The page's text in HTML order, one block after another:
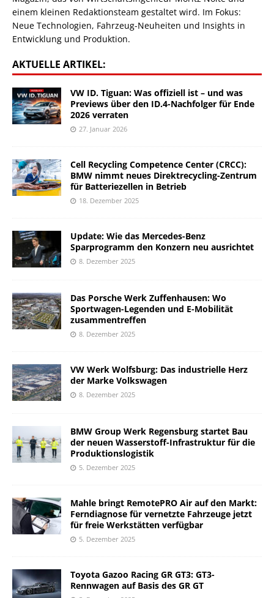
einem kleinen Redaktionsteam gestaltet wird. Im Fokus:
Neue Technologien, Fahrzeug-Neuheiten und Insights in
Entwicklung und Produktion.
AKTUELLE ARTIKEL:
VW ID. Tiguan: Was offiziell ist – und was
Previews über den ID.4-Nachfolger für Ende
2026 verraten
27. Januar 2026
Cell Recycling Competence Center (CRCC):
BMW nimmt neues Direktrecycling-Zentrum
für Batteriezellen in Betrieb
18. Dezember 2025
Update: Wie das Mercedes-Benz
Sparprogramm den Konzern neu ausrichtet
8. Dezember 2025
Das Porsche Werk Zuffenhausen: Wo
Sportwagen-Legenden und E-Mobilität
zusammentreffen
8. Dezember 2025
VW Werk Wolfsburg: Das industrielle Herz
der Marke Volkswagen
8. Dezember 2025
BMW Group Werk Regensburg startet Bau
der neuen Wasserstoff-Infrastruktur für die
Produktionslogistik
5. Dezember 2025
Mahle bringt RemotePRO Air auf den Markt:
Ferndiagnose für vernetzte Fahrzeuge jetzt
für freie Werkstätten verfügbar
5. Dezember 2025
Toyota Gazoo Racing GR GT3: GT3-
Rennwagen auf Basis des GR GT